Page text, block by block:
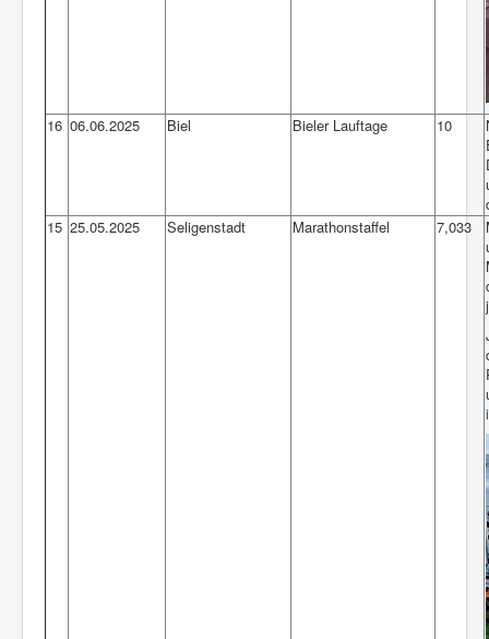
16 06.06.2025 Biel Bieler Lauftage 10
15 25.05.2025 Seligenstadt Marathonstaffel 7,033